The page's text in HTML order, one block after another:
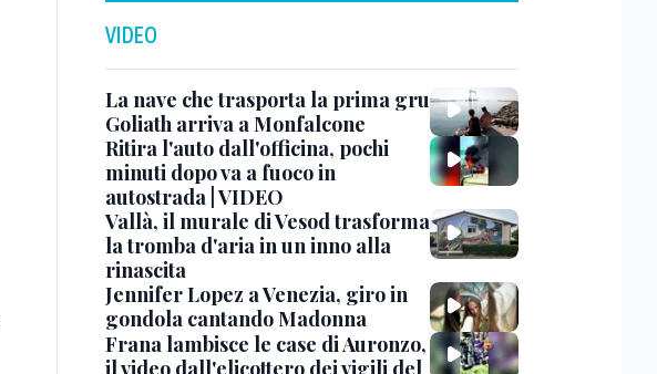
VIDEO
La nave che trasporta la prima gru
Goliath arriva a Monfalcone
Ritira l'auto dall'officina, pochi
minuti dopo va a fuoco in
autostrada | VIDEO
Vallà, il murale di Vesod trasforma
la tromba d'aria in un inno alla
rinascita
Jennifer Lopez a Venezia, giro in
gondola cantando Madonna
Frana lambisce le case di Auronzo,
il video dall'elicottero dei vigili del